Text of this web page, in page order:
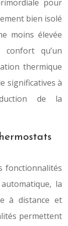
pour
bien isolé
moins élevée
qu’un
thermique
significatives à
de la
fonctionnalités
la
à distance et
permettent